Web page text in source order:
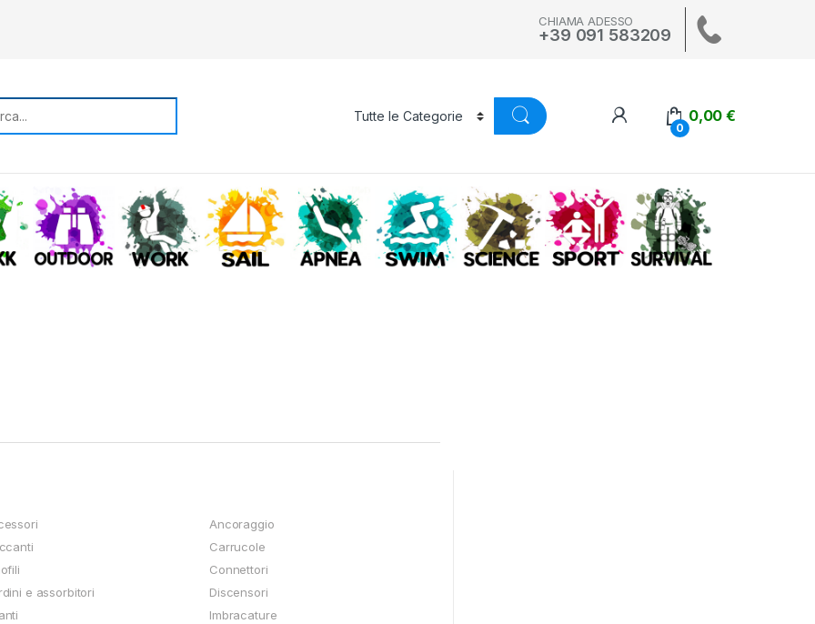
CHIAMA ADESSO
+39 091 583209
for:
0
0,00€
TREKKING OUTDOOR WORK SAIL APNEA SWIM SCIENCE ALTRI SPORT
Ancoraggio
Carrucole
Connettori
e assorbitori
Discensori
Imbracature